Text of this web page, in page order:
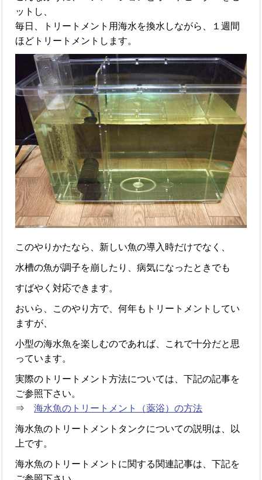
ットし、
毎日、トリートメント用海水を換水しながら、１週間
ほどトリートメントします。
このやりかたなら、新しい魚の導入時だけでなく、
水槽の魚が調子を崩したり、病気になったときでも
すばやく対応できます。
おいら、このやり方で、何年もトリートメントしてい
ますが、
小型の海水魚を楽しむのであれば、これで十分だと思
っています。
実際のトリートメント方法については、下記の記事を
ご参照下さい。
⇒海水魚のトリートメント（薬浴）の方法
海水魚のトリートメントタンクについての説明は、以
上です。
海水魚のトリートメントに関する関連記事は、下記を